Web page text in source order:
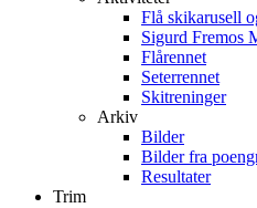
Flå skikarusell
Sigurd Fremos
Flårennet
Seterrennet
Skitreninger
Arkiv
Bilder
Bilder fra
Resultater
Trim